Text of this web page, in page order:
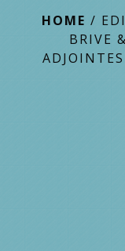
HOME /
BRIVE